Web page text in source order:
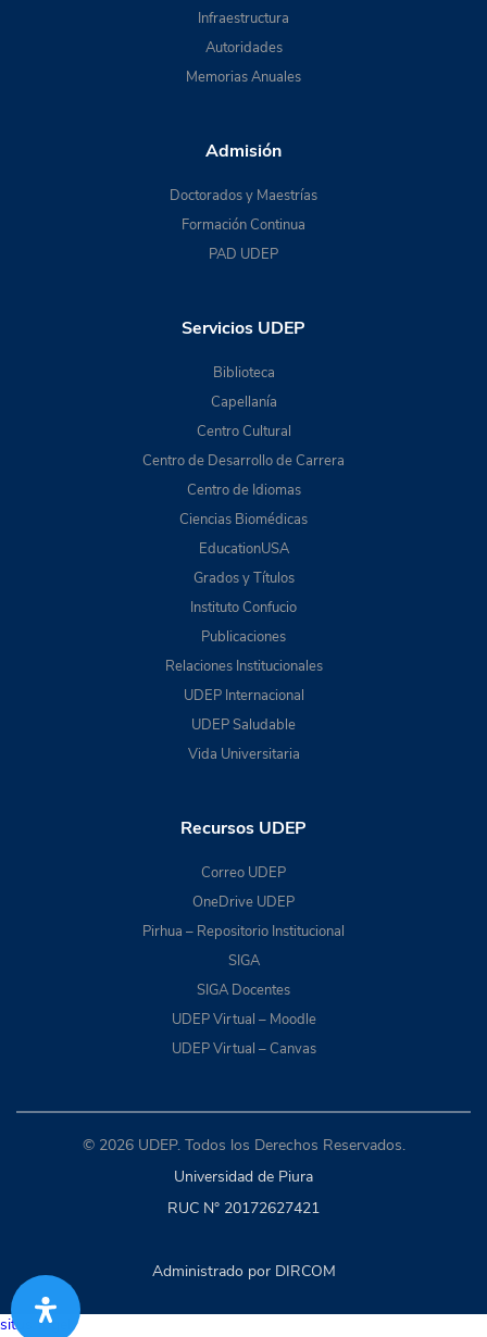
Infraestructura
Autoridades
Memorias Anuales
Admisión
Doctorados y Maestrías
Formación Continua
PAD UDEP
Servicios UDEP
Biblioteca
Capellanía
Centro Cultural
Centro de Desarrollo de Carrera
Centro de Idiomas
Ciencias Biomédicas
EducationUSA
Grados y Títulos
Instituto Confucio
Publicaciones
Relaciones Institucionales
UDEP Internacional
UDEP Saludable
Vida Universitaria
Recursos UDEP
Correo UDEP
OneDrive UDEP
Pirhua – Repositorio Institucional
SIGA
SIGA Docentes
UDEP Virtual – Moodle
UDEP Virtual – Canvas
© 2026 UDEP. Todos los Derechos Reservados.
Universidad de Piura
RUC N° 20172627421
Administrado por DIRCOM
situs togel